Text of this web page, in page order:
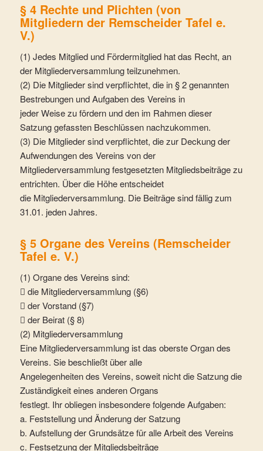
§ 4 Rechte und Plichten (von
Mitgliedern der Remscheider Tafel e.
V.)
(1) Jedes Mitglied und Fördermitglied hat das Recht, an
der Mitgliederversammlung teilzunehmen.
(2) Die Mitglieder sind verpflichtet, die in § 2 genannten
Bestrebungen und Aufgaben des Vereins in
jeder Weise zu fördern und den im Rahmen dieser
Satzung gefassten Beschlüssen nachzukommen.
(3) Die Mitglieder sind verpflichtet, die zur Deckung der
Aufwendungen des Vereins von der
Mitgliederversammlung festgesetzten Mitgliedsbeiträge zu
entrichten. Über die Höhe entscheidet
die Mitgliederversammlung. Die Beiträge sind fällig zum
31.01. jeden Jahres.
§ 5 Organe des Vereins (Remscheider
Tafel e. V.)
(1) Organe des Vereins sind:
 die Mitgliederversammlung (§6)
 der Vorstand (§7)
 der Beirat (§ 8)
(2) Mitgliederversammlung
Eine Mitgliederversammlung ist das oberste Organ des
Vereins. Sie beschließt über alle
Angelegenheiten des Vereins, soweit nicht die Satzung die
Zuständigkeit eines anderen Organs
festlegt. Ihr obliegen insbesondere folgende Aufgaben:
a. Feststellung und Änderung der Satzung
b. Aufstellung der Grundsätze für alle Arbeit des Vereins
c. Festsetzung der Mitgliedsbeiträge